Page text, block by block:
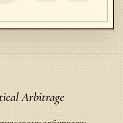
Arbitrage